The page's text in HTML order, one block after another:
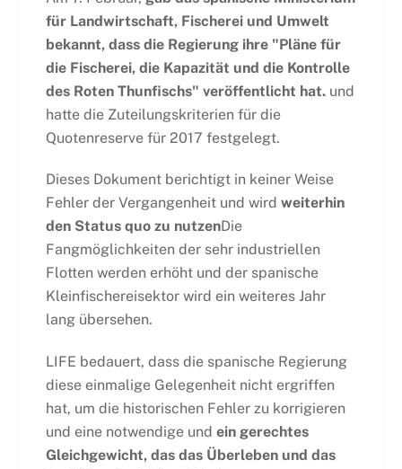
für Landwirtschaft, Fischerei und Umwelt
bekannt, dass die Regierung ihre "Pläne für
die Fischerei, die Kapazität und die Kontrolle
des Roten Thunfischs" veröffentlicht hat.und
hatte die Zuteilungskriterien für die
Quotenreserve für 2017 festgelegt.
Dieses Dokument berichtigt in keiner Weise
Fehler der Vergangenheit und wird weiterhin
den Status quo zu nutzenDie
Fangmöglichkeiten der sehr industriellen
Flotten werden erhöht und der spanische
Kleinfischereisektor wird ein weiteres Jahr
lang übersehen.
LIFE bedauert, dass die spanische Regierung
diese einmalige Gelegenheit nicht ergriffen
hat, um die historischen Fehler zu korrigieren
und eine notwendige und ein gerechtes
Gleichgewicht, das das Überleben und das